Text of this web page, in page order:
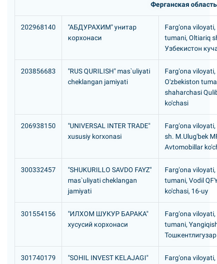
Ферганская область
202968140
"АБДУРАХИМ" унитар
корхонаси
Farg'ona
tumani, Oltiariq
Узбекистон
203856683
"RUS QURILISH" mas`uliyati
cheklangan jamiyati
Farg'ona viloyati,
O'zbekiston
shaharchasi
ko'chasi
206938150
"UNIVERSAL INTER TRADE"
xususiy korxonasi
Farg'ona
sh. M.Ulug'bek
Avtomobillar
300332457
"SHUKURILLO SAVDO FAYZ"
mas`uliyati cheklangan
jamiyati
Farg'ona
tumani, Vodil
ko'chasi, 16-uy
301554156
"ИЛХОМ ШУКУР БАРАКА"
хусусий корхонаси
Farg'ona viloyati,
tumani,
301740179
"SOHIL INVEST KELAJAGI"
Farg'ona